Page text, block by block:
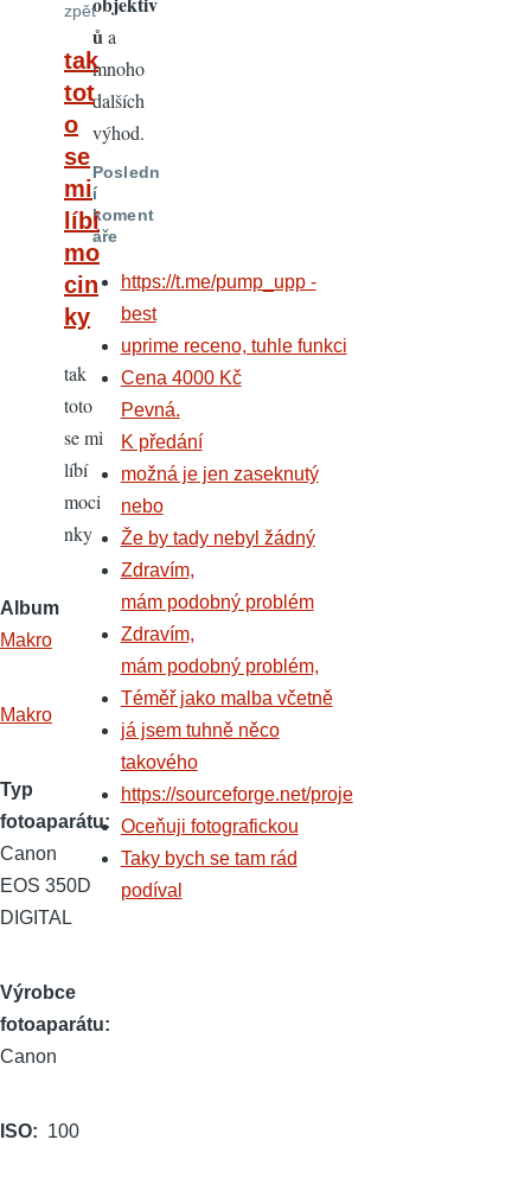
zpět
tak
tot
o
se
mi
líbí
mo
cin
ky
tak
toto
se mi
líbí
moci
nky
Album
Makro
Makro
Typ
fotoaparátu
Canon
EOS 350D
DIGITAL
Výrobce
fotoaparátu
Canon
ISO 100
ů a
mnoho
dalších
výhod.
Posledn
í
koment
áře
https://t.me/pump_upp -
best
uprime receno, tuhle funkci
Cena 4000 Kč
Pevná.
K předání
možná je jen zaseknutý
nebo
Že by tady nebyl žádný
Zdravím,
mám podobný problém
Zdravím,
mám podobný problém,
Téměř jako malba včetně
já jsem tuhně něco
takového
https://sourceforge.net/proje
Oceňuji fotografickou
Taky bych se tam rád
podíval